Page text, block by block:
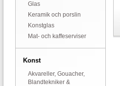
Glas
Keramik och porslin
Konstglas
Mat- och kaffeserviser
Konst
Akvareller, Gouacher,
Blandtekniker &